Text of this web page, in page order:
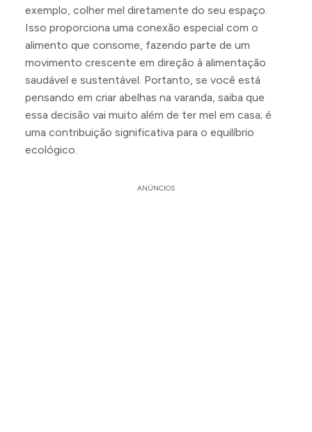
exemplo, colher mel diretamente do seu espaço.
Isso proporciona uma conexão especial com o
alimento que consome, fazendo parte de um
movimento crescente em direção à alimentação
saudável e sustentável. Portanto, se você está
pensando em criar abelhas na varanda, saiba que
essa decisão vai muito além de ter mel em casa; é
uma contribuição significativa para o equilíbrio
ecológico.
ANÚNCIOS